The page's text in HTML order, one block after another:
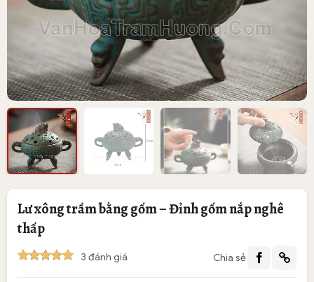
Lư xông trầm bằng gốm – Đỉnh gốm nắp nghê
thấp
3 đánh giá Chia sẻ